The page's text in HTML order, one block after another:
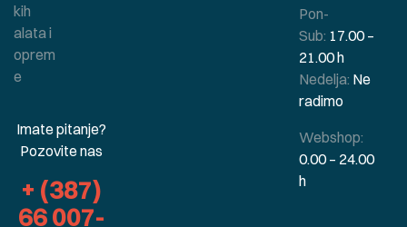
kih
alata i
oprem
e
Imate pitanje?
Pozovite nas
+ (387)
66 007-
Pon-
Sub: 17.00 –
21.00 h
Nedelja: Ne
radimo
Webshop:
0.00 – 24.00
h